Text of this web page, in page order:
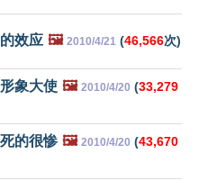
效应 🖼️ 2010/4/21 (46,566次)
象大使 🖼️ 2010/4/20 (33,279
的很惨 🖼️ 2010/4/20 (43,670